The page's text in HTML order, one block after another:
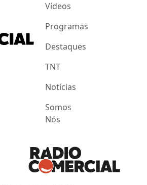
Vídeos
Programas
Destaques
TNT
Notícias
Somos
Nós